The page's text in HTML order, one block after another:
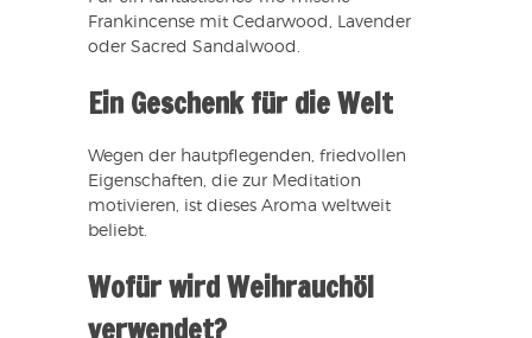
Frankincense mit Cedarwood, Lavender
oder Sacred Sandalwood.
Ein Geschenk für die Welt
Wegen der hautpflegenden, friedvollen
Eigenschaften, die zur Meditation
motivieren, ist dieses Aroma weltweit
beliebt.
Wofür wird Weihrauchöl
verwendet?